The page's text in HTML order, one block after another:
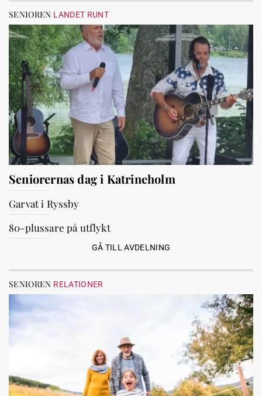
SENIOREN LANDET RUNT
Seniorernas dag i Katrineholm
Garvat i Ryssby
80-plussare på utflykt
GÅ TILL AVDELNING
SENIOREN RELATIONER